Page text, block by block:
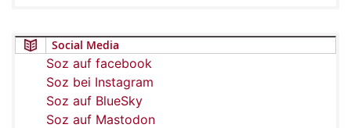
Social Media
Soz auf facebook
Soz bei Instagram
Soz auf BlueSky
Soz auf Mastodon